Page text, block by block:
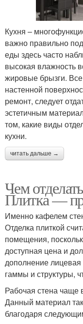
Кухня –
важно правильно
еды здесь часто
высокая влажность
жировые брызги.
настенной
ремонт, следует
эстетичным
том, какие виды
кухни.
читать дальше →
Чем
Плитка —
Именно кафелем
Отделка плиткой
помещения,
доступная цена и
дополнение лицевая
гаммы и структуры,
Рабочая стена чаще
Данный материал
благодаря